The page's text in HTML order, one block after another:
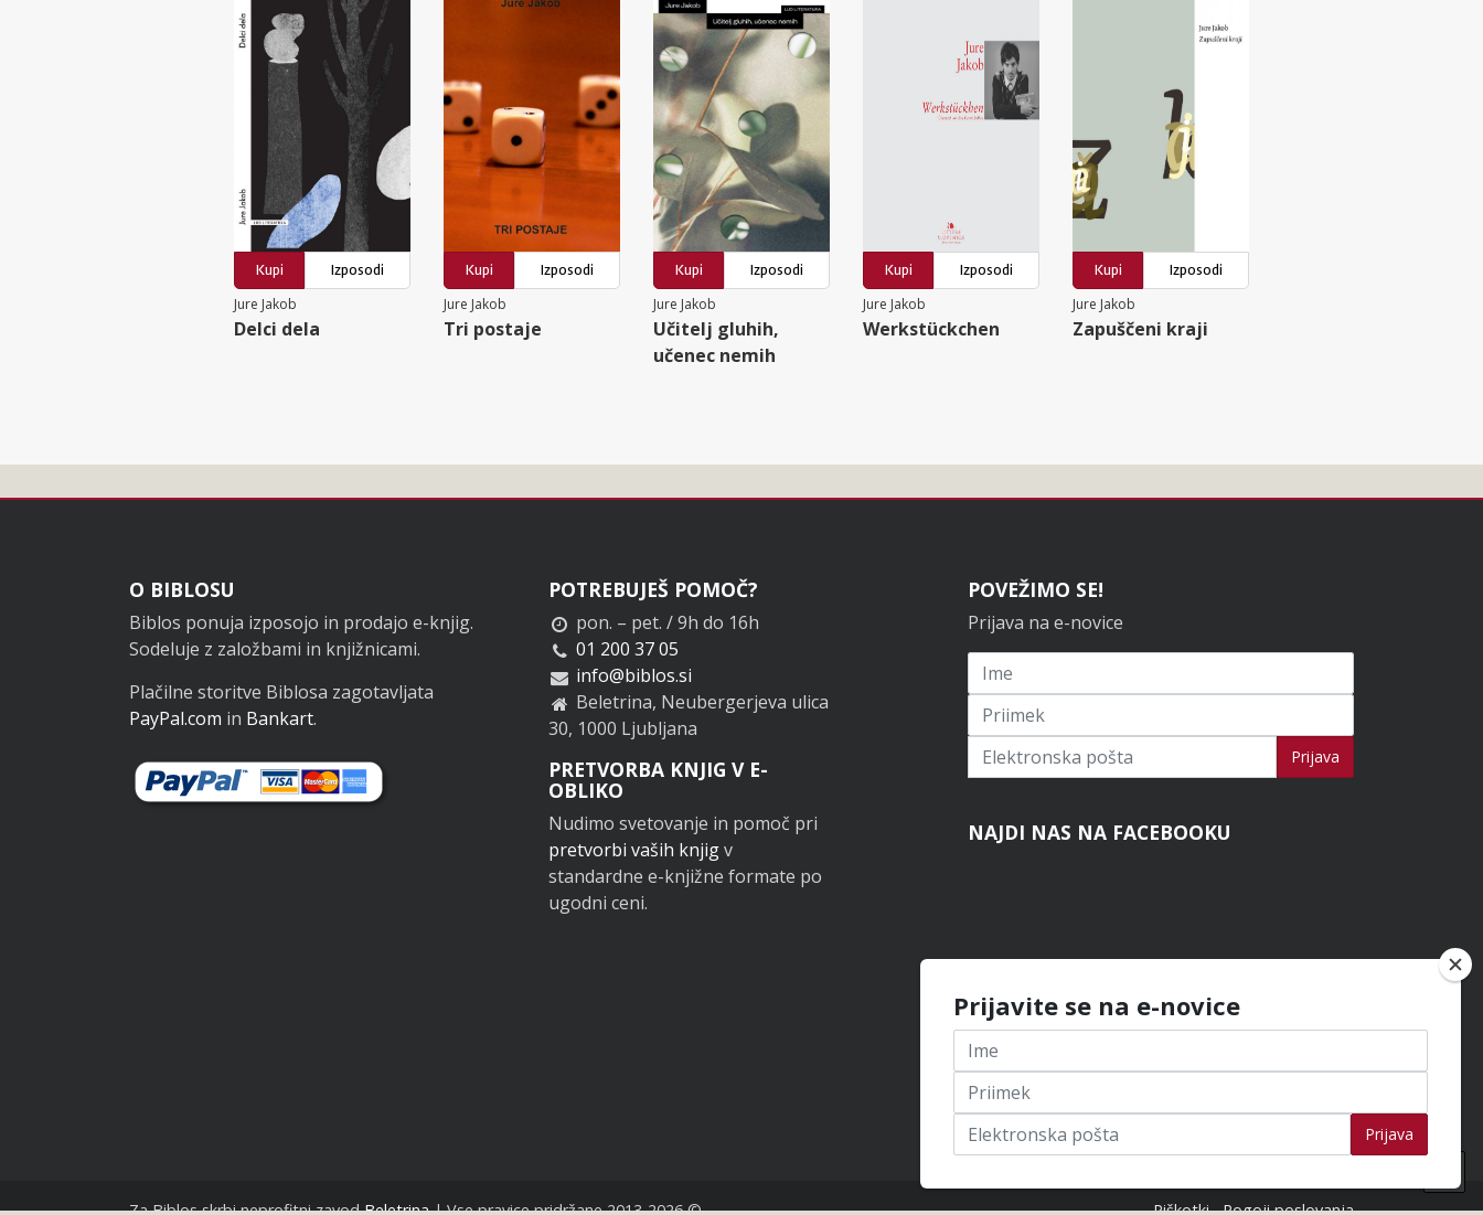
Kupi
Izposodi
Jure Jakob
Delci dela
Kupi
Izposodi
Jure Jakob
Tri postaje
Kupi
Izposodi
Jure Jakob
Učitelj gluhih,
učenec nemih
Kupi
Izposodi
Jure Jakob
Werkstückchen
Kupi
Izposodi
Jure Jakob
Zapuščeni kraji
Noga
O BIBLOSU
Biblos ponuja izposojo in prodajo e-knjig.
Sodeluje z založbami in knjižnicami.
Plačilne storitve Biblosa zagotavljata
PayPal.com in Bankart.
POTREBUJEŠ POMOČ?
pon. – pet. / 9h do 16h
01 200 37 05
info@biblos.si
Beletrina, Neubergerjeva ulica
30, 1000 Ljubljana
PRETVORBA KNJIG V E-
OBLIKO
Nudimo svetovanje in pomoč pri
pretvorbi vaših knjigv
standardne e-knjižne formate po
ugodni ceni.
POVEŽIMO SE!
Prijava na e-novice
Prijavi se na novice Prijava
NAJDI NAS NA FACEBOOKU
Za Biblos skrbi neprofitni zavodBeletrina| Vse pravice pridržane 2013-2026 © Piškotki Pogoji poslovanja
na
Prijavite se na e-novice
Prijava